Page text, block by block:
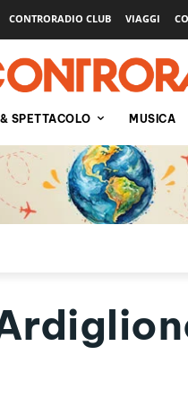
CONTRORADIO CLUB VIAGGI
SPETTACOLO MUSICA